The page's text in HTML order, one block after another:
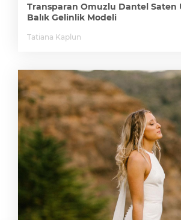
Transparan Omuzlu Dantel Saten
Balık Gelinlik Modeli
Tatiana Kaplun